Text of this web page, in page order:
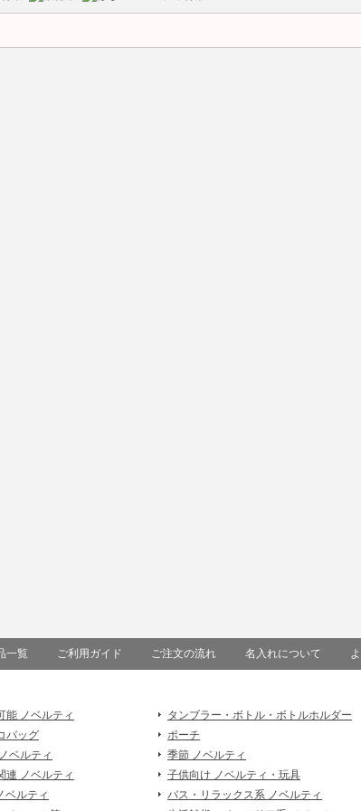
一覧 ご利用ガイド ご注文の流れ 名入れについて
能 ノベルティ タンブラー・ボトル・ボトルホルダー
バッグ ポーチ
ベルティ 季節 ノベルティ
連 ノベルティ 子供向け ノベルティ・玩具
ベルティ バス・リラックス系 ノベルティ